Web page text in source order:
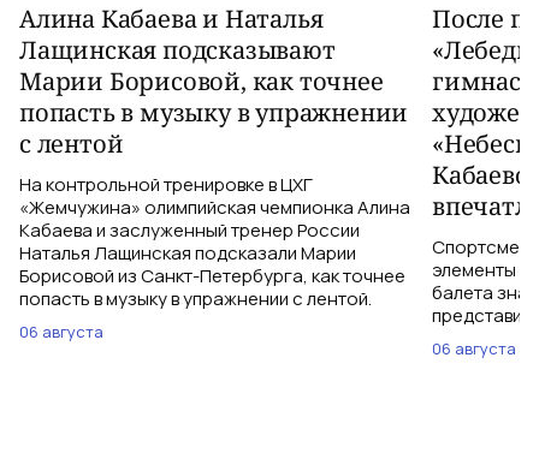
Алина Кабаева и Наталья
Лащинская подсказывают
Марии Борисовой, как точнее
попасть в музыку в упражнении
с лентой
На контрольной тренировке в ЦХГ
«Жемчужина» олимпийская чемпионка Алина
Кабаева и заслуженный тренер России
Наталья Лащинская подсказали Марии
Борисовой из Санкт-Петербурга, как точнее
попасть в музыку в упражнении с лентой.
06 августа
После
элементы
балета
06 августа